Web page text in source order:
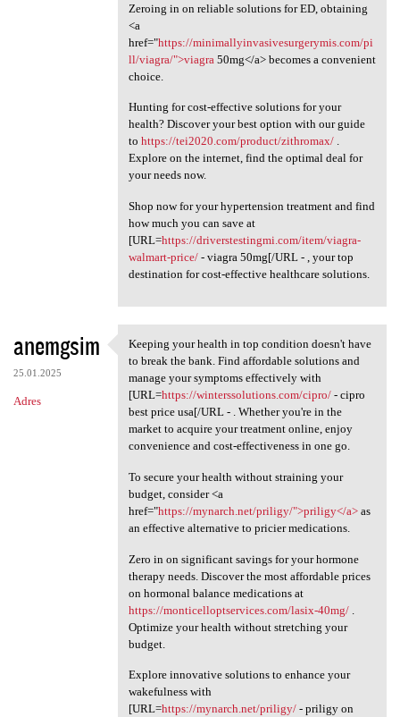
Zeroing in on reliable solutions for ED, obtaining
<a
href="https://minimallyinvasivesurgerymis.com/pi
ll/viagra/">viagra 50mg</a> becomes a convenient
choice.
Hunting for cost-effective solutions for your
health? Discover your best option with our guide
to https://tei2020.com/product/zithromax/.
Explore on the internet, find the optimal deal for
your needs now.
Shop now for your hypertension treatment and find
how much you can save at
[URL=https://driverstestingmi.com/item/viagra-
walmart-price/- viagra 50mg[/URL - , your top
destination for cost-effective healthcare solutions.
anemgsim
25.01.2025
Adres
Keeping your health in top
Keeping your health in top condition doesn't have
to break the bank. Find affordable solutions and
manage your symptoms effectively with
[URL=https://winterssolutions.com/cipro/- cipro
best price usa[/URL - . Whether you're in the
market to acquire your treatment online, enjoy
convenience and cost-effectiveness in one go.
To secure your health without straining your
budget, consider <a
href="https://mynarch.net/priligy/">priligy</a>as
an effective alternative to pricier medications.
Zero in on significant savings for your hormone
therapy needs. Discover the most affordable prices
on hormonal balance medications at
https://monticelloptservices.com/lasix-40mg/.
Optimize your health without stretching your
budget.
Explore innovative solutions to enhance your
wakefulness with
[URL=https://mynarch.net/priligy/- priligy on